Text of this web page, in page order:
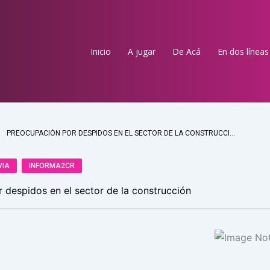
Inicio A jugar De Acá En dos líneas
INFORMA2CR
despidos en el sector de la construcción